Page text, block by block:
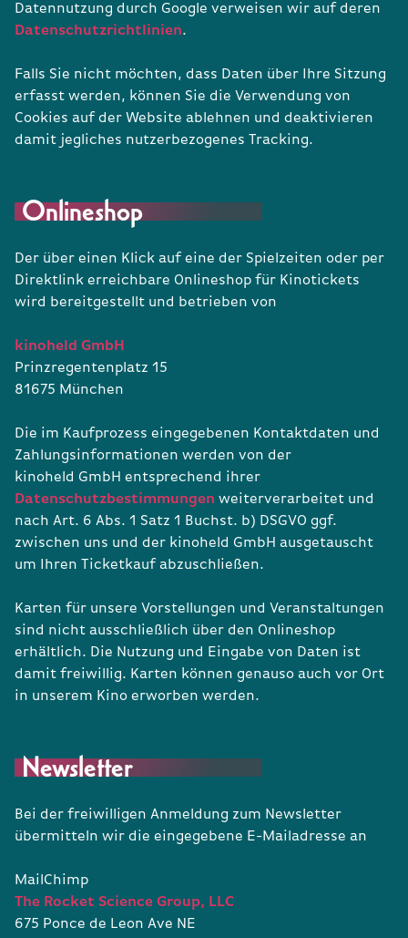
Datennutzung durch Google verweisen wir auf deren
Datenschutzrichtlinien.
Falls Sie nicht möchten, dass Daten über Ihre Sitzung
erfasst werden, können Sie die Verwendung von
Cookies auf der Website ablehnen und deaktivieren
damit jegliches nutzerbezogenes Tracking.
Onlineshop
Der über einen Klick auf eine der Spielzeiten oder per
Direktlink erreichbare Onlineshop für Kinotickets
wird bereitgestellt und betrieben von
kinoheld GmbH
Prinzregentenplatz 15
81675 München
Die im Kaufprozess eingegebenen Kontaktdaten und
Zahlungsinformationen werden von der
kinoheld GmbH entsprechend ihrer
Datenschutzbestimmungen weiterverarbeitet und
nach Art. 6 Abs. 1 Satz 1 Buchst. b) DSGVO ggf.
zwischen uns und der kinoheld GmbH ausgetauscht
um Ihren Ticketkauf abzuschließen.
Karten für unsere Vorstellungen und Veranstaltungen
sind nicht ausschließlich über den Onlineshop
erhältlich. Die Nutzung und Eingabe von Daten ist
damit freiwillig. Karten können genauso auch vor Ort
in unserem Kino erworben werden.
Newsletter
Bei der freiwilligen Anmeldung zum Newsletter
übermitteln wir die eingegebene E-Mailadresse an
MailChimp
The Rocket Science Group, LLC
675 Ponce de Leon Ave NE